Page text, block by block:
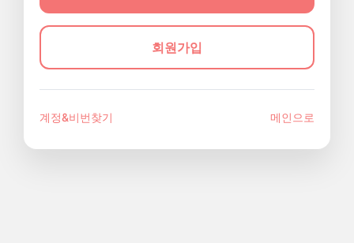
회원가입
계정&비번찾기 메인으로